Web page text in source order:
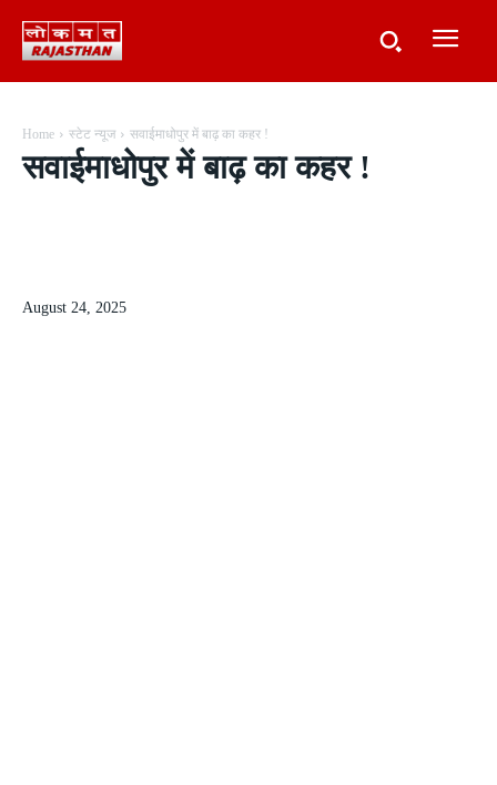
Home स्टेट न्यूज सवाईमाधोपुर में बाढ़ का कहर !
सवाईमाधोपुर में बाढ़ का कहर !
August 24, 2025